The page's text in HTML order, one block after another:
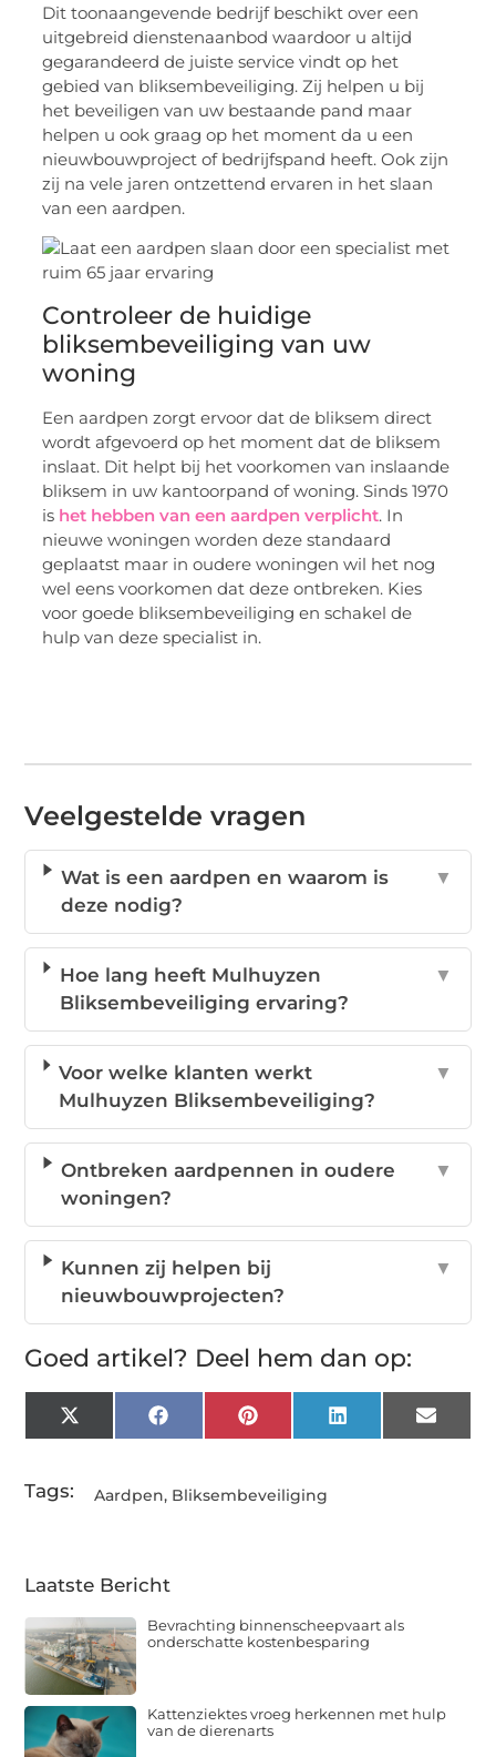
Dit toonaangevende bedrijf beschikt over een
uitgebreid dienstenaanbod waardoor u altijd
gegarandeerd de juiste service vindt op het
gebied van bliksembeveiliging. Zij helpen u bij
het beveiligen van uw bestaande pand maar
helpen u ook graag op het moment da u een
nieuwbouwproject of bedrijfspand heeft. Ook zijn
zij na vele jaren ontzettend ervaren in het slaan
van een aardpen.
Controleer de huidige
bliksembeveiliging van uw
woning
Een aardpen zorgt ervoor dat de bliksem direct
wordt afgevoerd op het moment dat de bliksem
inslaat. Dit helpt bij het voorkomen van inslaande
bliksem in uw kantoorpand of woning. Sinds 1970
is het hebben van een aardpen verplicht. In
nieuwe woningen worden deze standaard
geplaatst maar in oudere woningen wil het nog
wel eens voorkomen dat deze ontbreken. Kies
voor goede bliksembeveiliging en schakel de
hulp van deze specialist in.
Veelgestelde vragen
Wat is een aardpen en waarom is
deze nodig?
▼
Hoe lang heeft Mulhuyzen
Bliksembeveiliging ervaring?
▼
Voor welke klanten werkt
Mulhuyzen Bliksembeveiliging?
▼
Ontbreken aardpennen in oudere
woningen?
▼
Kunnen zij helpen bij
nieuwbouwprojecten?
▼
Goed artikel? Deel hem dan op:
X
(Twitter)
FacebookPinterestLinkedInEmail
Tags: Aardpen, Bliksembeveiliging
Laatste Bericht
Bevrachting binnenscheepvaart als
onderschatte kostenbesparing
Kattenziektes vroeg herkennen met hulp
van de dierenarts